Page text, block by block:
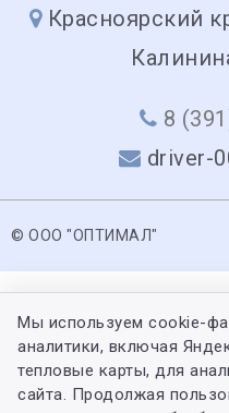
Красноярский
8
driver-
© ООО "ОПТИМАЛ"
Мы используем cookie-
аналитики, включая
тепловые карты, для
сайта. Продолжая